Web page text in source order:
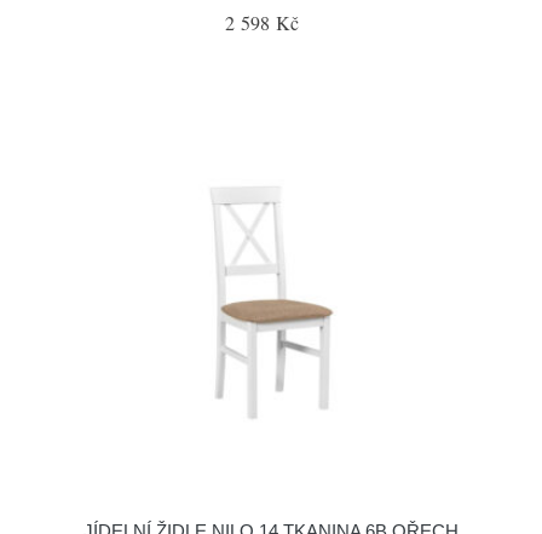
2 598 Kč